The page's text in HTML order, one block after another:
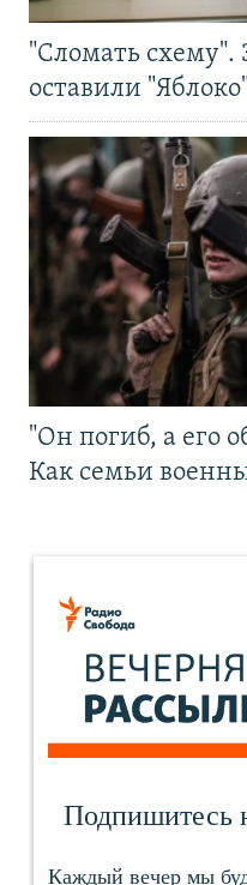
"Сломать схему".
оставили
"Он погиб, а его
Как семьи